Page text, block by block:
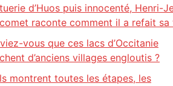
d’Huos puis innocenté, Henri-
raconte comment il a refait sa
vous que ces lacs d’Occitanie
d’anciens villages engloutis ?
montrent toutes les étapes, les